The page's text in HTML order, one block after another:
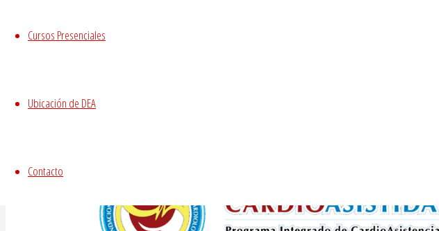
Cursos Presenciales
Ubicación de DEA
Contacto